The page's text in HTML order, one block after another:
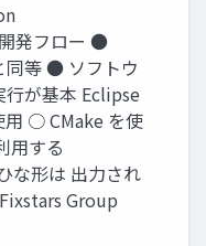
発フロー ●
同等 ● ソフトウ
が基本 Eclipse
用 ○ CMake を使
用する
な形は 出力され
Group